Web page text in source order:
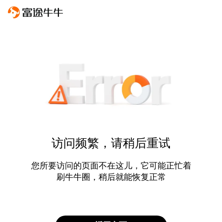
访问频繁，请稍后重试
您所要访问的页面不在这儿，它可能正忙着
刷牛牛圈，稍后就能恢复正常